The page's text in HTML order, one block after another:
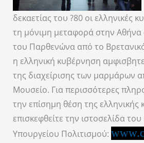
δεκαετίας του ?80 οι ελληνικές
τη μόνιμη μεταφορά στην
του Παρθενώνα από το
η ελληνική κυβέρνηση
της διαχείρισης των μαρμάρων
Μουσείο. Για περισσότερες
την επίσημη θέση της ελληνικής
επισκεφθείτε την ιστοσελίδα
Υπουργείου Πολιτισμού: